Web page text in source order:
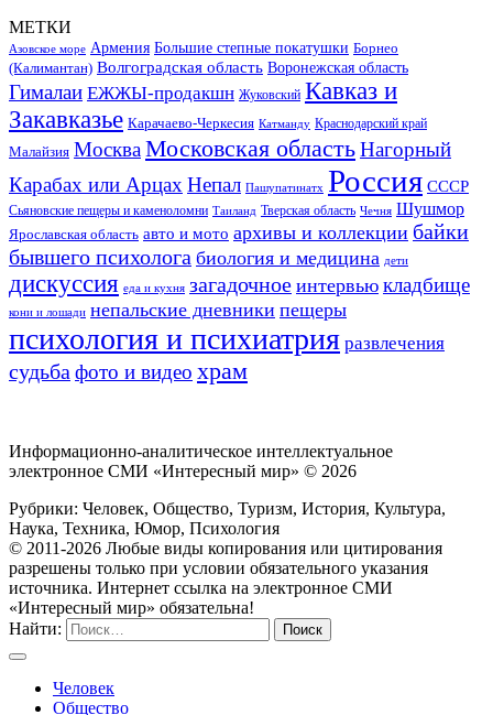
МЕТКИ
Азовское море Армения Большие степные покатушки Борнео
(Калимантан) Волгоградская область Воронежская область
Гималаи ЕЖЖЫ-продакшн Жуковский Кавказ и
Закавказье Карачаево-Черкесия Катманду Краснодарский край
Малайзия МоскваМосковская областьНагорный
Карабах или Арцах Непал Пашупатинатх Россия СССР
Сьяновские пещеры и каменоломни Таиланд Тверская область Чечня Шушмор
Ярославская область авто и мото архивы и коллекции байки
бывшего психолога биология и медицина дети
дискуссия еда и кухня загадочное интервью кладбище
кони и лошади непальские дневники пещеры
психология и психиатрия развлечения
судьба фото и видео храм
Информационно-аналитическое интеллектуальное
электронное СМИ «Интересный мир» © 2026
Рубрики: Человек, Общество, Туризм, История, Культура,
Наука, Техника, Юмор, Психология
© 2011-2026 Любые виды копирования или цитирования
разрешены только при условии обязательного указания
источника. Интернет ссылка на электронное СМИ
«Интересный мир» обязательна!
Найти:
Человек
Общество